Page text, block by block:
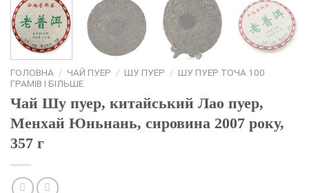
ГОЛОВНА / ЧАЙ ПУЕР / ШУ ПУЕР / ШУ ПУЕР ТОЧА 100
ГРАМІВ І БІЛЬШЕ
Чай Шу пуер, китайський Лао пуер,
Менхай Юньнань, сировина 2007 року,
357 г